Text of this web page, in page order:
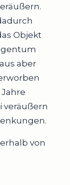
Objekt
aber
veräußern
von